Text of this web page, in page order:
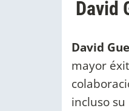
David
David
mayor
incluso